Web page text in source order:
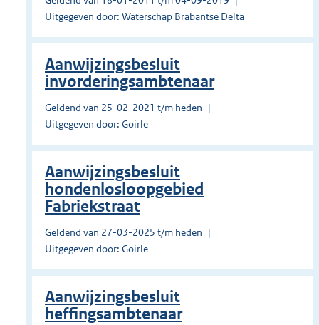
Uitgegeven door: Waterschap Brabantse Delta
Aanwijzingsbesluit
invorderingsambtenaar
Geldend van 25-02-2021 t/m heden
Uitgegeven door: Goirle
Aanwijzingsbesluit
hondenlosloopgebied
Fabriekstraat
Geldend van 27-03-2025 t/m heden
Uitgegeven door: Goirle
Aanwijzingsbesluit
heffingsambtenaar